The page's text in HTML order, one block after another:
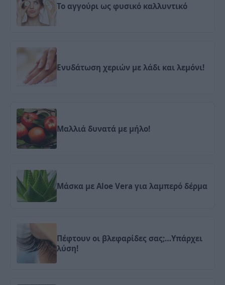
Το αγγούρι ως φυσικό καλλυντικό
Ενυδάτωση χεριών με λάδι και λεμόνι!
Μαλλιά δυνατά με μήλο!
Μάσκα με Aloe Vera για λαμπερό δέρμα
Πέφτουν οι βλεφαρίδες σας;…Υπάρχει
λύση!